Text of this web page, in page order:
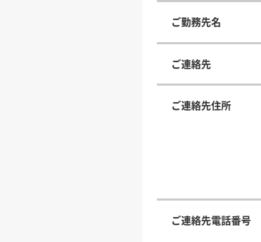
ご勤務先名
ご連絡先
ご連絡先住所
ご連絡先電話番号